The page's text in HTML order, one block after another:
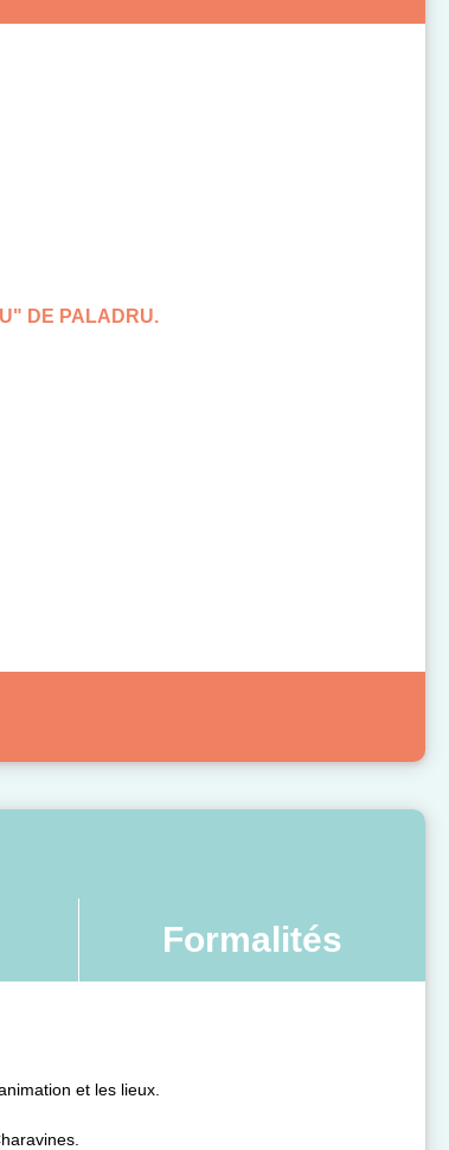
DE PALADRU.
Formalités
et les lieux.